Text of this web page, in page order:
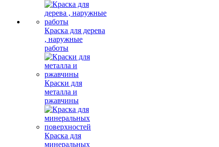
Краска для дерева
, наружные
работы
Краски для
металла и
ржавчины
Краска для
минеральных